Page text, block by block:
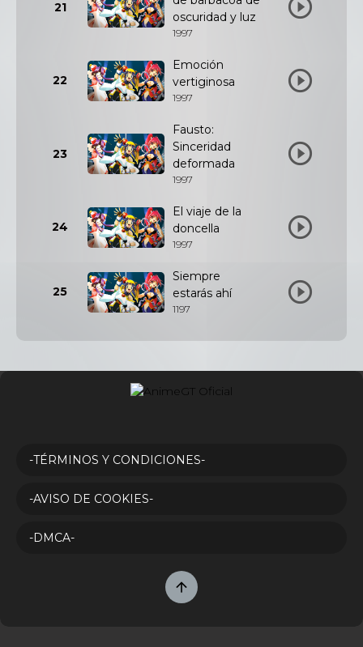
21
oscuridad y luz
1997
22
Emoción
vertiginosa
1997
23
Fausto:
Sinceridad
deformada
1997
24
El viaje de la
doncella
1997
25
Siempre
estarás ahí
1197
-TÉRMINOS Y CONDICIONES-
-AVISO DE COOKIES-
-DMCA-